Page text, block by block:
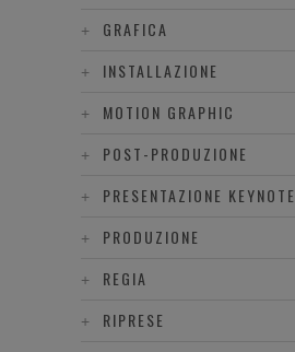
GRAFICA
INSTALLAZIONE
MOTION GRAPHIC
POST-PRODUZIONE
PRESENTAZIONE KEYNOTE
PRODUZIONE
REGIA
RIPRESE